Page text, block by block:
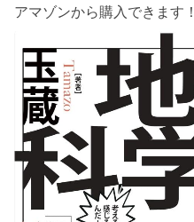
アマゾンから購入できます！